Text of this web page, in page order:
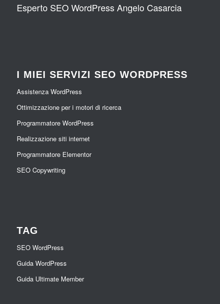
Esperto SEO WordPress Angelo Casarcia
I MIEI SERVIZI SEO WORDPRESS
Assistenza WordPress
Ottimizzazione per i motori di ricerca
Programmatore WordPress
Realizzazione siti internet
Programmatore Elementor
SEO Copywriting
TAG
SEO WordPress
Guida WordPress
Guida Ultimate Member